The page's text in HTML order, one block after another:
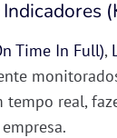
(
Time In Full),
tempo real,